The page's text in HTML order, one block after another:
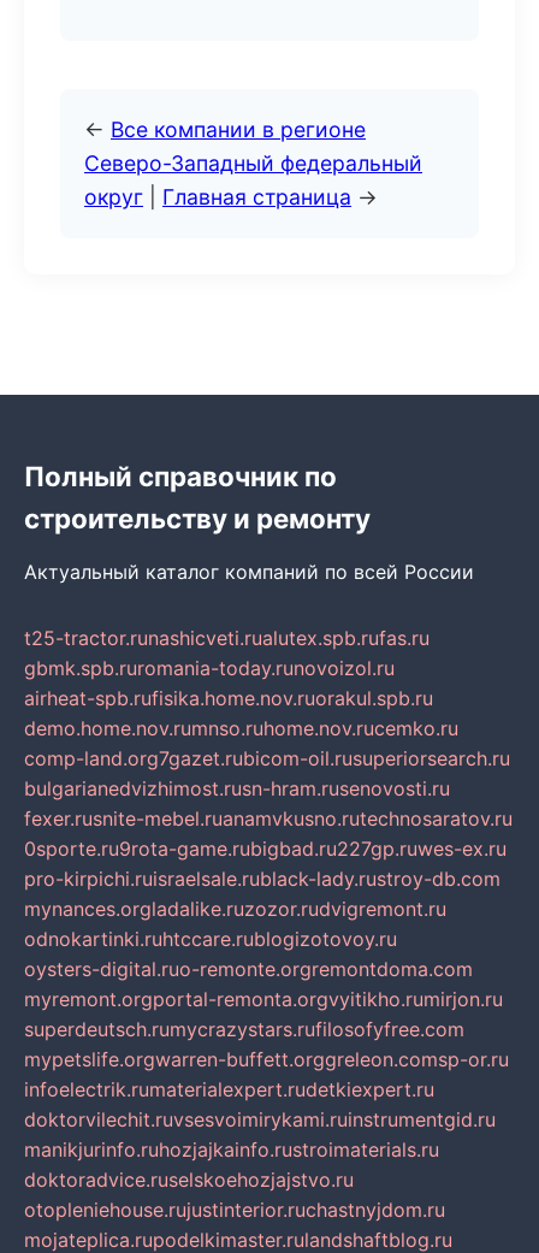
← Все компании в регионе
Северо-Западный федеральный
округ
Главная страница →
Полный справочник по
строительству и ремонту
Актуальный каталог компаний по всей России
t25-tractor.runashicveti.rualutex.spb.rufas.ru
gbmk.spb.ruromania-today.runovoizol.ru
airheat-spb.rufisika.home.nov.ruorakul.spb.ru
demo.home.nov.rumnso.ruhome.nov.rucemko.ru
comp-land.org7gazet.rubicom-oil.rusuperiorsearch.ru
bulgarianedvizhimost.rusn-hram.rusenovosti.ru
fexer.rusnite-mebel.ruanamvkusno.rutechnosaratov.ru
0sporte.ru9rota-game.rubigbad.ru227gp.ruwes-ex.ru
pro-kirpichi.ruisraelsale.rublack-lady.rustroy-db.com
mynances.orgladalike.ruzozor.rudvigremont.ru
odnokartinki.ruhtccare.rublogizotovoy.ru
oysters-digital.ruo-remonte.orgremontdoma.com
myremont.orgportal-remonta.orgvyitikho.rumirjon.ru
superdeutsch.rumycrazystars.rufilosofyfree.com
mypetslife.orgwarren-buffett.orggreleon.comsp-or.ru
infoelectrik.rumaterialexpert.rudetkiexpert.ru
doktorvilechit.ruvsesvoimirykami.ruinstrumentgid.ru
manikjurinfo.ruhozjajkainfo.rustroimaterials.ru
doktoradvice.ruselskoehozjajstvo.ru
otopleniehouse.rujustinterior.ruchastnyjdom.ru
mojateplica.rupodelkimaster.rulandshaftblog.ru